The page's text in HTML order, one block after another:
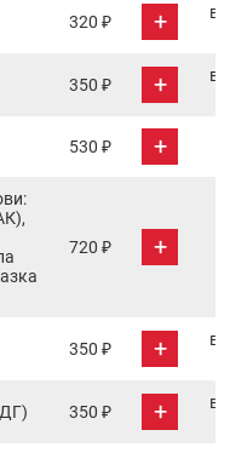
320 ₽ + в
350 ₽ + в
530 ₽ +
720 ₽ +
350 ₽ + в
350 ₽ + в